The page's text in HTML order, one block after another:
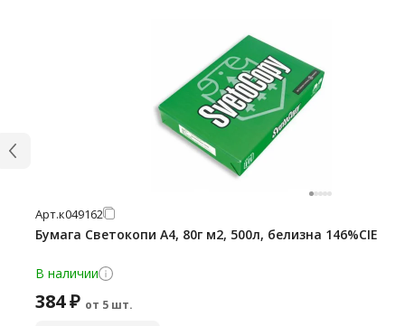
Арт.к049162
Бумага Светокопи А4, 80г м2, 500л, белизна 146%CIE
В наличии
384 ₽ от 5 шт.